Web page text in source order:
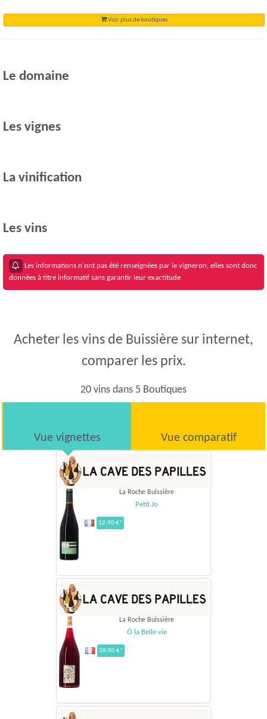
Voir plus de boutiques
Le domaine
Les vignes
La vinification
Les vins
Les informations n'ont pas été renseignées par le vigneron, elles sont donc
données à titre informatif sans garantir leur exactitude
Acheter les vins de Buissière sur internet,
comparer les prix.
20 vins dans 5 Boutiques
Vue vignettes Vue comparatif
La Roche Buissière
Petit Jo
12.90 €*
La Roche Buissière
Ô la Belle vie
28.00 €*